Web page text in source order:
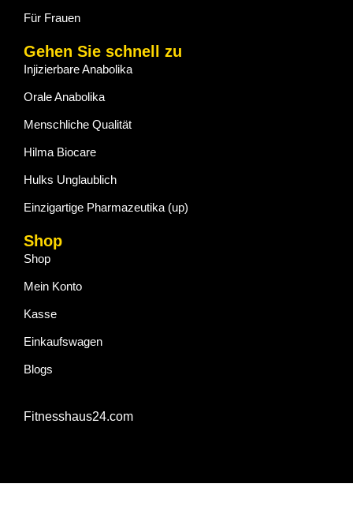
Für Frauen
Gehen Sie schnell zu
Injizierbare Anabolika
Orale Anabolika
Menschliche Qualität
Hilma Biocare
Hulks Unglaublich
Einzigartige Pharmazeutika (up)
Shop
Shop
Mein Konto
Kasse
Einkaufswagen
Blogs
Fitnesshaus24.com